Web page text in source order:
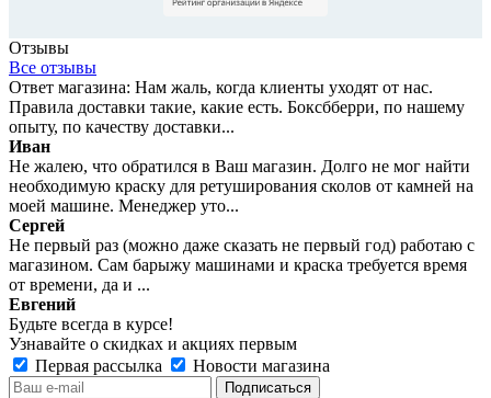
Отзывы
Все отзывы
Ответ магазина: Нам жаль, когда клиенты уходят от нас.
Правила доставки такие, какие есть. Боксбберри, по нашему
опыту, по качеству доставки...
Иван
Не жалею, что обратился в Ваш магазин. Долго не мог найти
необходимую краску для ретуширования сколов от камней на
моей машине. Менеджер уто...
Сергей
Не первый раз (можно даже сказать не первый год) работаю с
магазином. Сам барыжу машинами и краска требуется время
от времени, да и ...
Евгений
Будьте всегда в курсе!
Узнавайте о скидках и акциях первым
Первая рассылка
Новости магазина